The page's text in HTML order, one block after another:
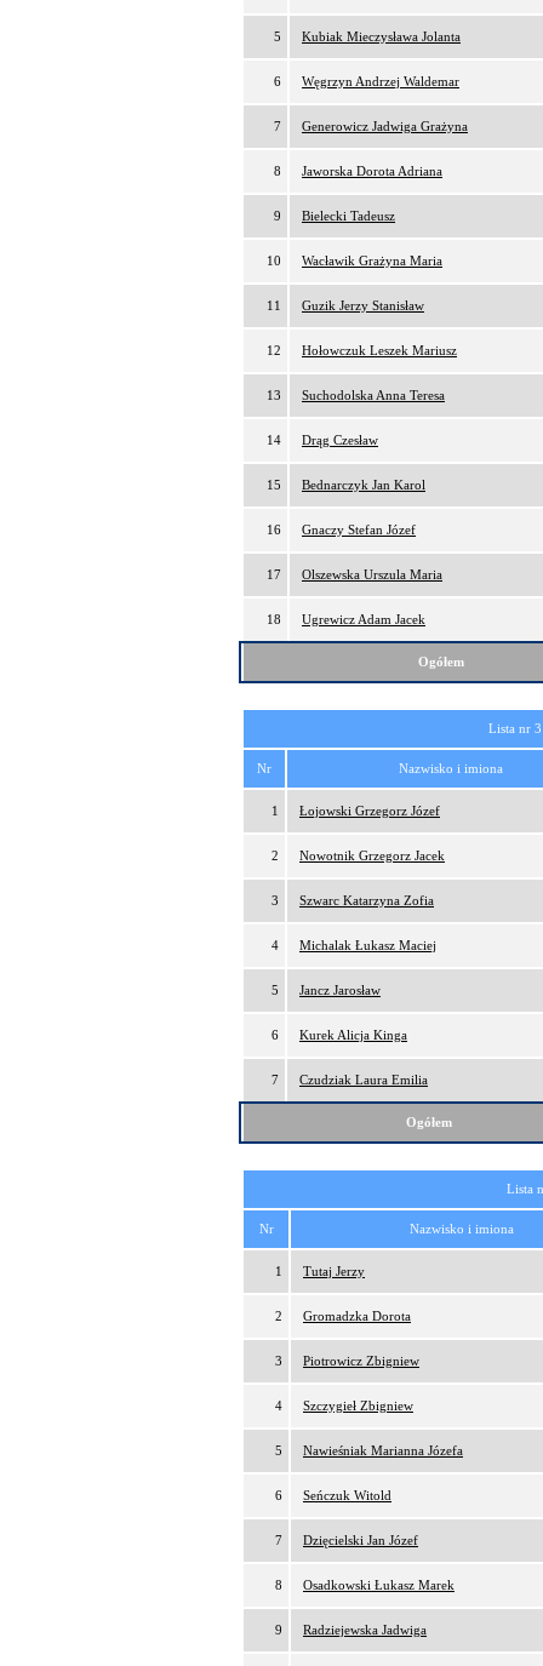
5 Kubiak Mieczysława Jolanta
6 Węgrzyn Andrzej Waldemar
7 Generowicz Jadwiga Grażyna
8 Jaworska Dorota Adriana
9 Bielecki Tadeusz
10 Wacławik Grażyna Maria
11 Guzik Jerzy Stanisław
12 Hołowczuk Leszek Mariusz
13 Suchodolska Anna Teresa
14 Drąg Czesław
15 Bednarczyk Jan Karol
16 Gnaczy Stefan Józef
17 Olszewska Urszula Maria
18 Ugrewicz Adam Jacek
Ogółem
Lista nr
Nr Nazwisko i imiona
1 Łojowski Grzegorz Józef
2 Nowotnik Grzegorz Jacek
3 Szwarc Katarzyna Zofia
4 Michalak Łukasz Maciej
5 Jancz Jarosław
6 Kurek Alicja Kinga
7 Czudziak Laura Emilia
Ogółem
Lista
Nr Nazwisko i imiona
1 Tutaj Jerzy
2 Gromadzka Dorota
3 Piotrowicz Zbigniew
4 Szczygieł Zbigniew
5 Nawieśniak Marianna Józefa
6 Seńczuk Witold
7 Dzięcielski Jan Józef
8 Osadkowski Łukasz Marek
9 Radziejewska Jadwiga